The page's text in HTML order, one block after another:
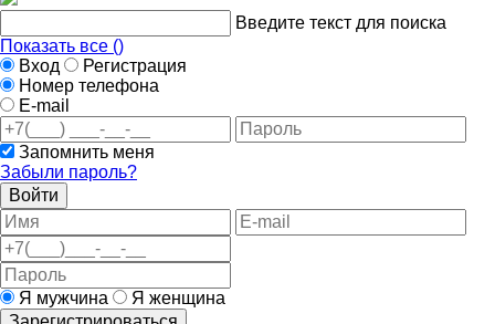
Введите текст для поиска
Показать все ()
Вход
Регистрация
Номер телефона
E-mail
Запомнить меня
Забыли пароль?
Войти
Я мужчина
Я женщина